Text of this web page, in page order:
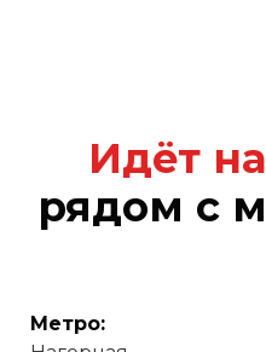
Идёт
рядом с
Метро: